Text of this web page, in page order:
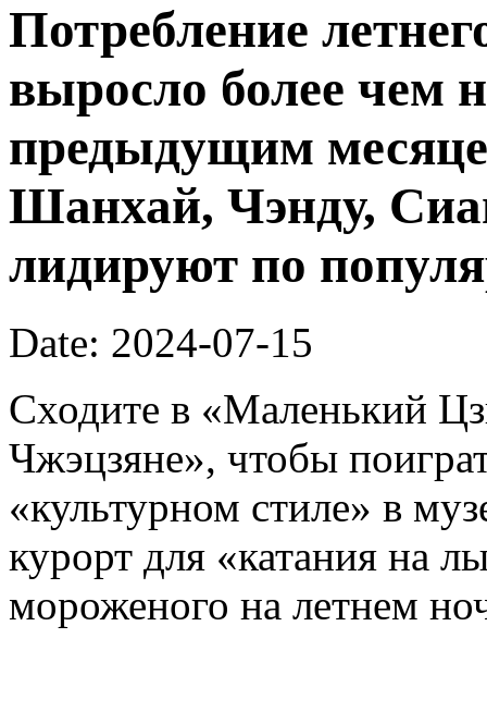
Потребление
выросло более чем
предыдущим
Шанхай, Чэнду,
лидируют по
Date: 2024-07-15
Сходите в «Маленький
Чжэцзяне», чтобы
«культурном стиле» в
курорт для «катания на
мороженого на летнем